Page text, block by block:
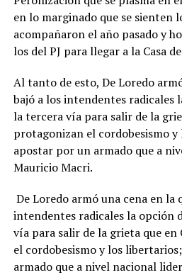
en lo marginado que se sienten
acompañaron el año pasado y
los del PJ para llegar a la Casa
Al tanto de esto, De Loredo
bajó a los intendentes radicales
la tercera vía para salir de la
protagonizan el cordobesismo
apostar por un armado que a
Mauricio Macri.
De Loredo armó una cena en la
intendentes radicales la opción
vía para salir de la grieta que
el cordobesismo y los
armado que a nivel nacional